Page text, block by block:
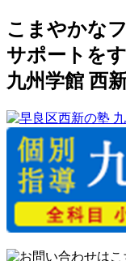
こまやかな
サポートを
九州学館 西